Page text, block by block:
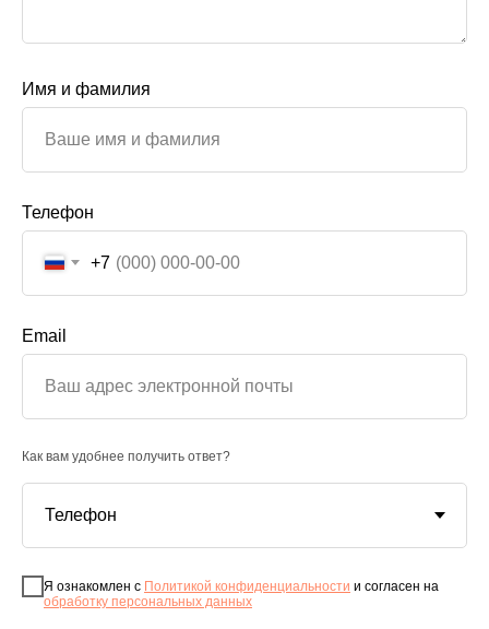
Имя и фамилия
Телефон
+7
Email
Как вам удобнее получить ответ?
Я ознакомлен с Политикой конфиденциальности и согласен на
обработку персональных данных